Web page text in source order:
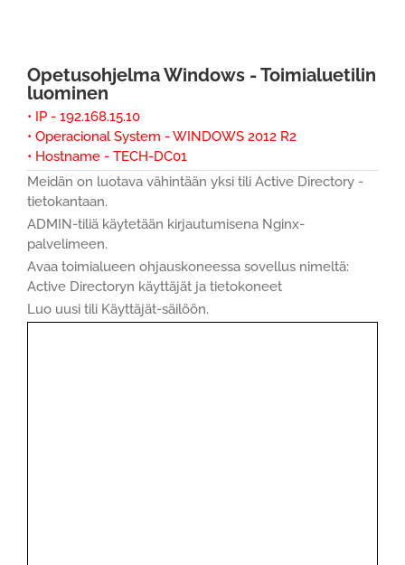
Opetusohjelma Windows - Toimialuetilin
luominen
• IP - 192.168.15.10
• Operacional System - WINDOWS 2012 R2
• Hostname - TECH-DC01
Meidän on luotava vähintään yksi tili Active Directory -
tietokantaan.
ADMIN-tiliä käytetään kirjautumisena Nginx-
palvelimeen.
Avaa toimialueen ohjauskoneessa sovellus nimeltä:
Active Directoryn käyttäjät ja tietokoneet
Luo uusi tili Käyttäjät-säilöön.